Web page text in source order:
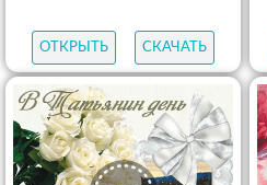
ОТКРЫТЬ СКАЧАТЬ